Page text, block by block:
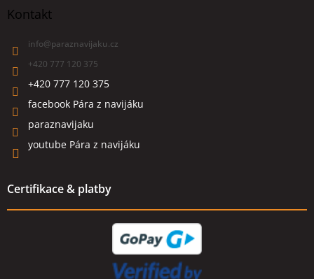
Kontakt
info@paraznavijaku.cz
+420 777 120 375
+420 777 120 375
facebook Pára z navijáku
paraznavijaku
youtube Pára z navijáku
Certifikace & platby